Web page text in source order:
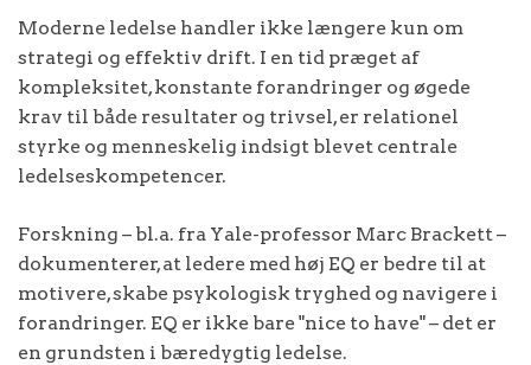
Moderne ledelse handler ikke længere kun om
strategi og effektiv drift. I en tid præget af
kompleksitet, konstante forandringer og øgede
krav til både resultater og trivsel, er relationel
styrke og menneskelig indsigt blevet centrale
ledelseskompetencer.
Forskning – bl.a. fra Yale-professor Marc Brackett –
dokumenterer, at ledere med høj EQ er bedre til at
motivere, skabe psykologisk tryghed og navigere i
forandringer. EQ er ikke bare "nice to have" – det er
en grundsten i bæredygtig ledelse.